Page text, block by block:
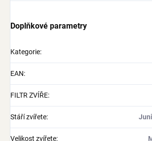
Doplňkové parametry
Kategorie:
EAN:
FILTR ZVÍŘE:
Stáří zvířete:
Velikost zvířete: